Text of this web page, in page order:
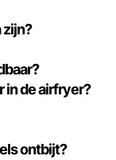
zijn?
in de airfryer?
ontbijt?